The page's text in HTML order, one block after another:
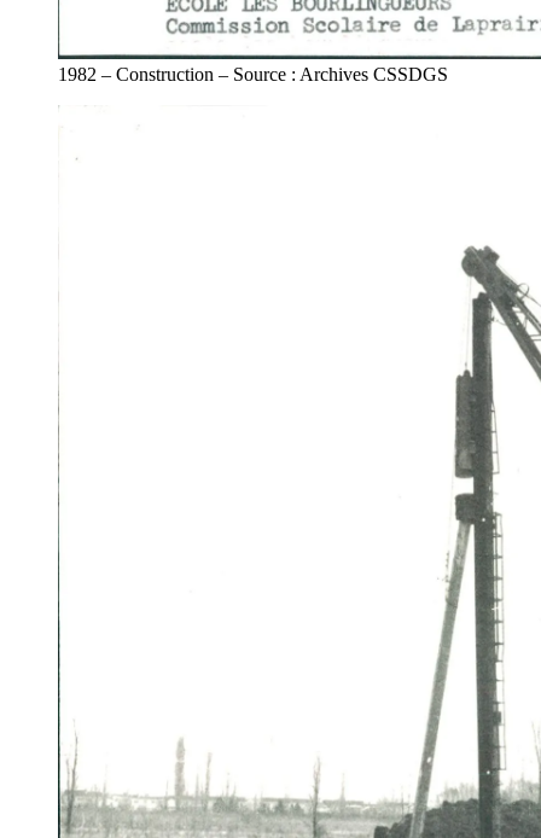
1982 – Construction – Source : Archives CSSDGS